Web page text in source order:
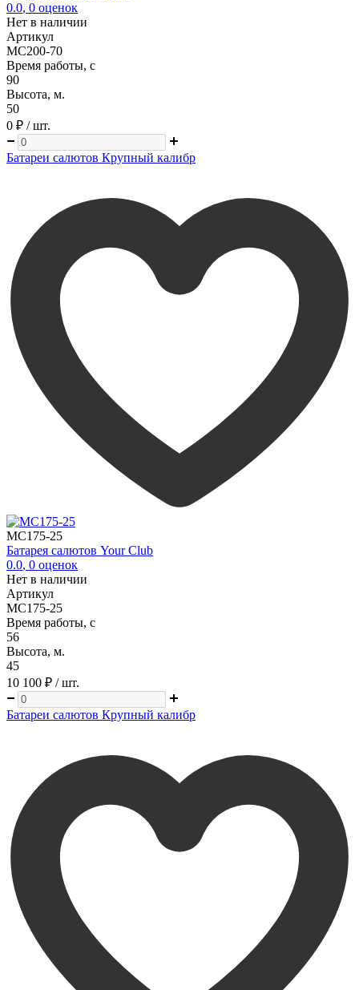
0.0, 0 оценок
Нет в наличии
Артикул
MC200-70
Время работы, с
90
Высота, м.
50
0 ₽ / шт.
Батареи салютов Крупный калибр
MC175-25
Батарея салютов Your Club
0.0, 0 оценок
Нет в наличии
Артикул
MC175-25
Время работы, с
56
Высота, м.
45
10 100 ₽ / шт.
Батареи салютов Крупный калибр